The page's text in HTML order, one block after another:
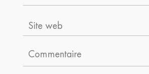
Site
web
Comment